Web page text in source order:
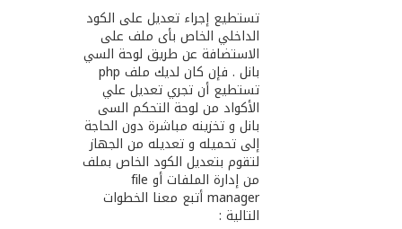
تستطيع إجراء تعديل على الكود
الداخلي الخاص بأى ملف على
الاستضافة عن طريق لوحة السي
بانل . فإن كان لديك ملف php
تستطيع أن تجري تعديل علي
الأكواد من لوحة التحكم السى
بانل و تخزينه مباشرة دون الحاجة
إلى تحميله و تعديله من الجهاز
لتقوم بتعديل الكود الخاص بملف
من إدارة الملفات أو file
manager أتبع معنا الخطوات
التالية :